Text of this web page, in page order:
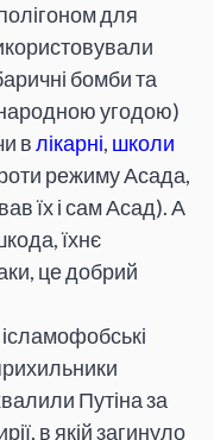
для
бомби та
угодою)
влікарні, школи
режиму Асада,
їх і сам Асад). А
їхнє
це добрий
Путіна за
в якій загинуло